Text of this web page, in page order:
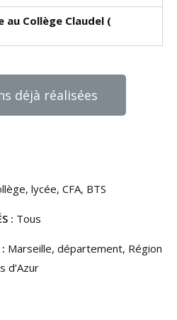
au Collège Claudel (
déjà réalisées
lycée, CFA, BTS
: Tous
Marseille, département, Région
d’Azur